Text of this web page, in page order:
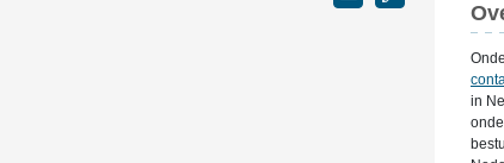
in